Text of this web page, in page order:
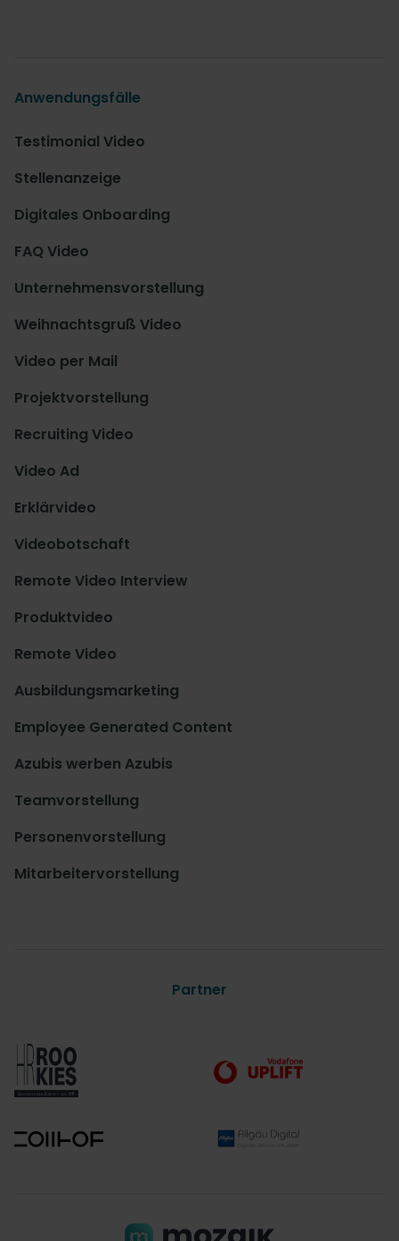
Anwendungsfälle
Testimonial Video
Stellenanzeige
Digitales Onboarding
FAQ Video
Unternehmensvorstellung
Weihnachtsgruß Video
Video per Mail
Projektvorstellung
Recruiting Video
Video Ad
Erklärvideo
Videobotschaft
Remote Video Interview
Produktvideo
Remote Video
Ausbildungsmarketing
Employee Generated Content
Azubis werben Azubis
Teamvorstellung
Personenvorstellung
Mitarbeitervorstellung
Partner